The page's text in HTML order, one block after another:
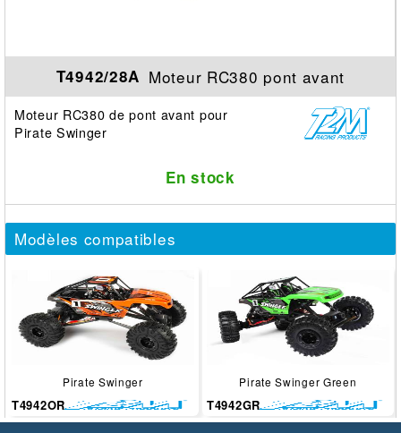
T4942/28A Moteur RC380 pont avant
Moteur RC380 de pont avant pour
Pirate Swinger
En stock
Modèles compatibles
Pirate Swinger
T4942OR
Pirate Swinger Green
T4942GR